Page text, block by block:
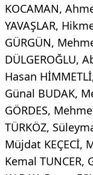
KOCAMAN,
YAVAŞLAR,
GÜRGÜN,
DÜLGEROĞLU,
Hasan
Günal BUDAK,
GÖRDES,
TÜRKÖZ,
Müjdat KEÇECİ,
Kemal TUNCER,